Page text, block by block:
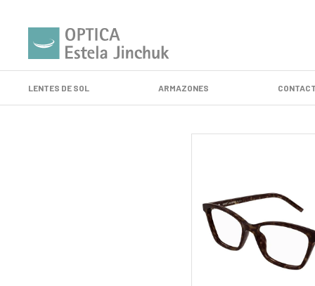
LENTES DE SOL ARMAZONES